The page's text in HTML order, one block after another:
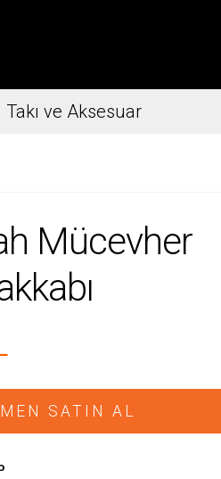
Takı ve Aksesuar
Mücevher
SATIN AL